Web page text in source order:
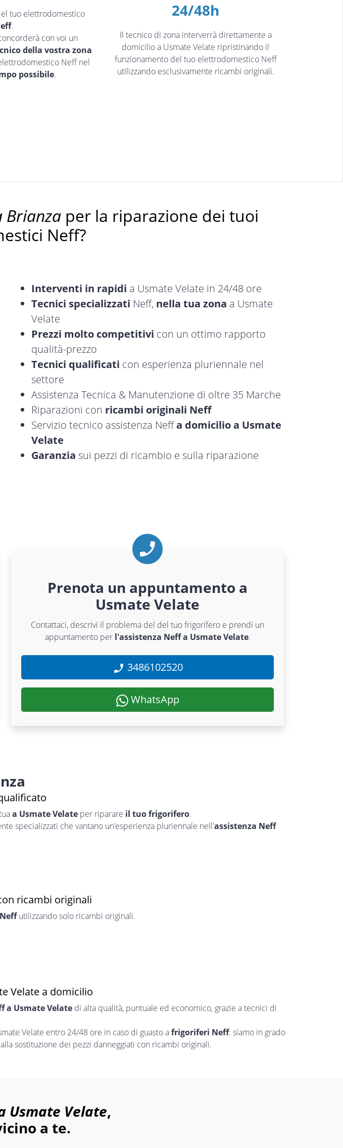
tuo elettrodomestico
.
con voi un
della vostra zona
Neff nel
possibile.
24/48h
Il tecnico di zona interverrà direttamente a
domicilio a Usmate Velate ripristinando il
funzionamento del tuo elettrodomestico Neff
utilizzando esclusivamente ricambi originali.
Brianzaper la riparazione dei tuoi
Neff?
Interventi in rapidi a Usmate Velate in 24/48 ore
Tecnici specializzati Neff, nella tua zona a Usmate
Velate
Prezzi molto competitivi con un ottimo rapporto
qualità-prezzo
Tecnici qualificati con esperienza pluriennale nel
settore
Assistenza Tecnica & Manutenzione di oltre 35 Marche
Riparazioni con ricambi originali Neff
Servizio tecnico assistenza Neffa domicilio a Usmate
Velate
Garanzia sui pezzi di ricambio e sulla riparazione
Prenota un appuntamento a
Usmate Velate
Contattaci, descrivi il problema del del tuo frigorifero e prendi un
appuntamento per l'assistenza Neff a Usmate Velate.
3486102520
WhatsApp
a Usmate Velate per riparare il tuo frigorifero.
specializzati che vantano un’esperienza pluriennale nell'assistenza Neff
ricambi originali
utilizzando solo ricambi originali.
Velate a domicilio
a Usmate Velate di alta qualità, puntuale ed economico, grazie a tecnici di
Velate entro 24/48 ore in caso di guasto afrigoriferi Neff: siamo in grado
sostituzione dei pezzi danneggiati con ricambi originali.
Usmate Velate,
a te.